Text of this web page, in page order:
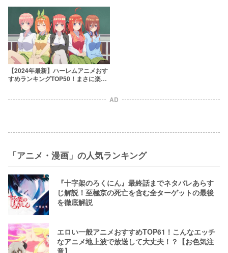
【2024年最新】ハーレムアニメおす
すめランキングTOP50！まさに楽
AD
「アニメ・漫画」の人気ランキング
『十字架のろくにん』最終話までネタバレあらす
じ解説！至極京の死亡を含む全ターゲットの最後
を徹底解説
エロい一般アニメおすすめTOP61！こんなエッチ
なアニメ地上波で放送して大丈夫！？【お色気注